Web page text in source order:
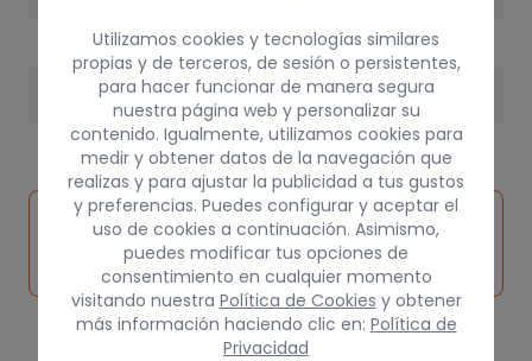
3 kg
Inspeccionar
vehículo de
origen
Solicitar
pieza
Consultar
por
Utilizamos cookies y tecnologías similares
propias y de terceros, de sesión o persistentes,
para hacer funcionar de manera segura
nuestra página web y personalizar su
contenido. Igualmente, utilizamos cookies para
medir y obtener datos de la navegación que
realizas y para ajustar la publicidad a tus gustos
y preferencias. Puedes configurar y aceptar el
uso de cookies a continuación. Asimismo,
puedes modificar tus opciones de
consentimiento en cualquier momento
visitando nuestra Política de Cookies y obtener
más información haciendo clic en: Política de
Privacidad